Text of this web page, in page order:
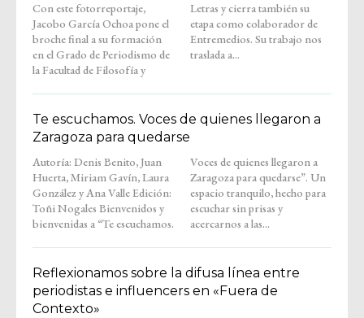
Con este fotorreportaje,
Jacobo García Ochoa pone el
broche final a su formación
en el Grado de Periodismo de
la Facultad de Filosofía y
Letras y cierra también su
etapa como colaborador de
Entremedios. Su trabajo nos
traslada a...
Te escuchamos. Voces de quienes llegaron a
Zaragoza para quedarse
Autoría: Denis Benito, Juan
Huerta, Miriam Gavín, Laura
González y Ana Valle Edición:
Toñi Nogales Bienvenidos y
bienvenidas a “Te escuchamos.
Voces de quienes llegaron a
Zaragoza para quedarse”. Un
espacio tranquilo, hecho para
escuchar sin prisas y
acercarnos a las...
Reflexionamos sobre la difusa línea entre
periodistas e influencers en «Fuera de
Contexto»